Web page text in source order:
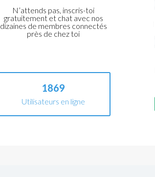
N’attends pas, inscris-toi
gratuitement et chat avec nos
dizaines de membres connectés
près de chez toi
1869
Utilisateurs en ligne